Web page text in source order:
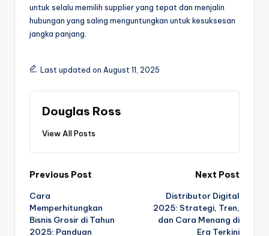
untuk selalu memilih supplier yang tepat dan menjalin
hubungan yang saling menguntungkan untuk kesuksesan
jangka panjang.
Last updated on August 11, 2025
Douglas Ross
View All Posts
Post
navigation
Previous Post
Cara
Memperhitungkan
Bisnis Grosir di Tahun
2025: Panduan
Next Post
Distributor Digital
2025: Strategi, Tren,
dan Cara Menang di
Era Terkini